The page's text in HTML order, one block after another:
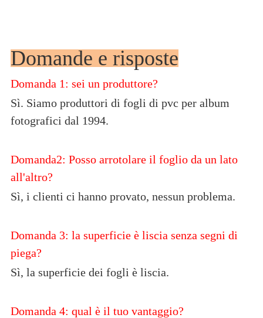
Domande e risposte
Domanda 1: sei un produttore?
Sì. Siamo produttori di fogli di pvc per album
fotografici dal 1994.
Domanda2: Posso arrotolare il foglio da un lato
all'altro?
Sì, i clienti ci hanno provato, nessun problema.
Domanda 3: la superficie è liscia senza segni di
piega?
Sì, la superficie dei fogli è liscia.
Domanda 4: qual è il tuo vantaggio?